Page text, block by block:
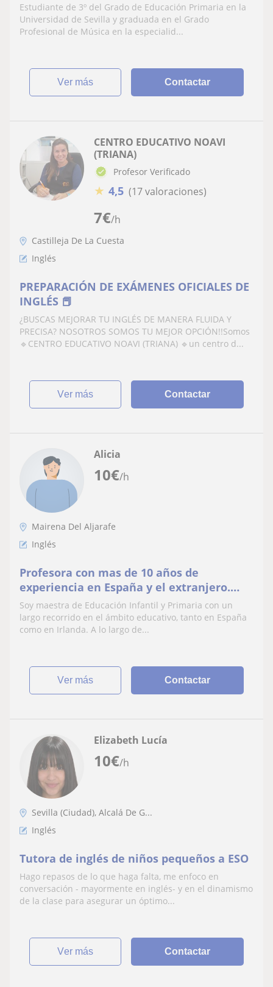
Estudiante de 3º del Grado de Educación Primaria en la
Universidad de Sevilla y graduada en el Grado
Profesional de Música en la especialid...
ver más Contactar
7€/h
CENTRO EDUCATIVO NOAVI
(TRIANA)
Profesor Verificado
★ 4,5 (17 valoraciones)
Castilleja De La Cuesta
Inglés
PREPARACIÓN DE EXÁMENES OFICIALES DE
INGLÉS 📕
¿BUSCAS MEJORAR TU INGLÉS DE MANERA FLUIDA Y
PRECISA? NOSOTROS SOMOS TU MEJOR OPCIÓN!!Somos
🔹CENTRO EDUCATIVO NOAVI (TRIANA) 🔹un centro d...
ver más Contactar
10€/h
Alicia
Mairena Del Aljarafe
Inglés
Profesora con mas de 10 años de
experiencia en España y el extranjero.
Imparto clases a niños tanto de Infantil y
Primaria
Soy maestra de Educación Infantil y Primaria con un
largo recorrido en el ámbito educativo, tanto en España
como en Irlanda. A lo largo de...
ver más Contactar
10€/h
Elizabeth Lucía
Sevilla (Ciudad), Alcalá De G...
Inglés
Tutora de inglés de niños pequeños a ESO
Hago repasos de lo que haga falta, me enfoco en
conversación - mayormente en inglés- y en el dinamismo
de la clase para asegurar un óptimo...
ver más Contactar